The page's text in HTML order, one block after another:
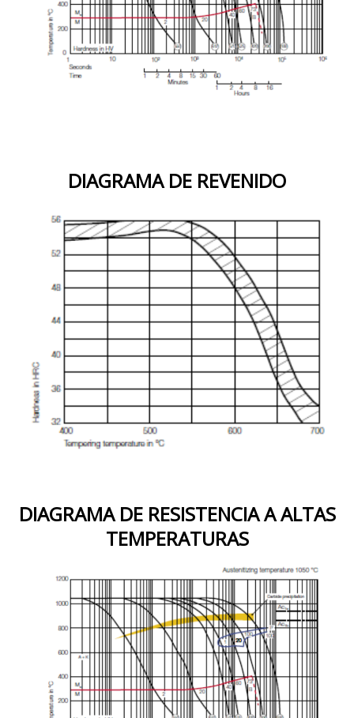
DIAGRAMA DE REVENIDO
DIAGRAMA DE RESISTENCIA A ALTAS
TEMPERATURAS